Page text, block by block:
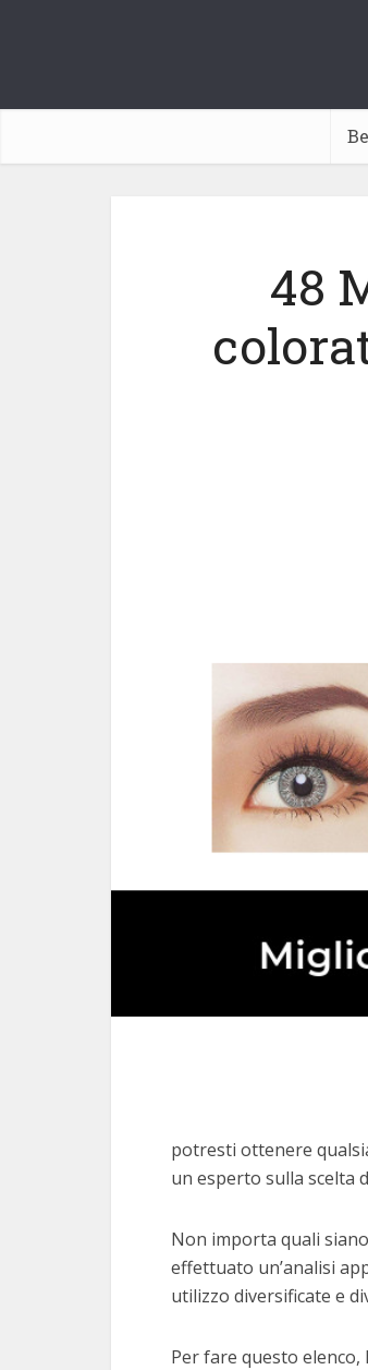
48
potresti ottenere
un esperto sulla scelta
Non importa quali
effettuato un’analisi
utilizzo diversificate e
Per fare questo